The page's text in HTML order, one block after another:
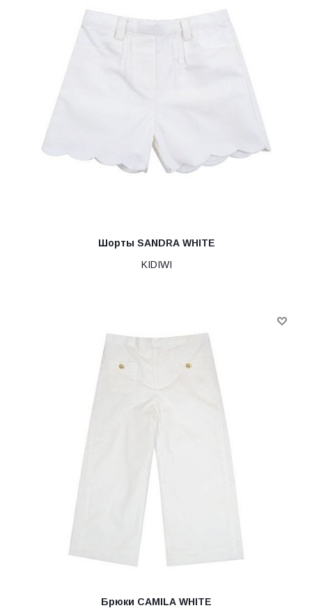
Шорты SANDRA WHITE
KIDIWI
Брюки CAMILA WHITE